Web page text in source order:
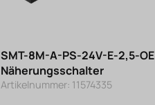
SMT-8M-A-PS-24V-E-2,5-OE
Näherungsschalter
Artikelnummer: 11574335